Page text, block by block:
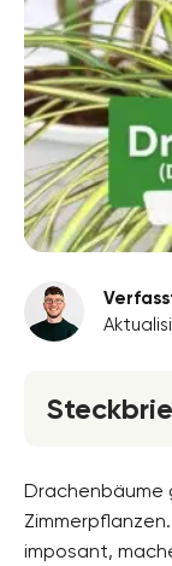
weiss,
Absonnig
Drachenbäume
imposant,